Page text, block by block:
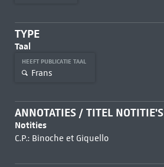
TYPE
Taal
HEEFT PUBLICATIE TAAL
Frans
ANNOTATIES / TITEL NOTITIE'S
Notities
C.P.: Binoche et Giquello